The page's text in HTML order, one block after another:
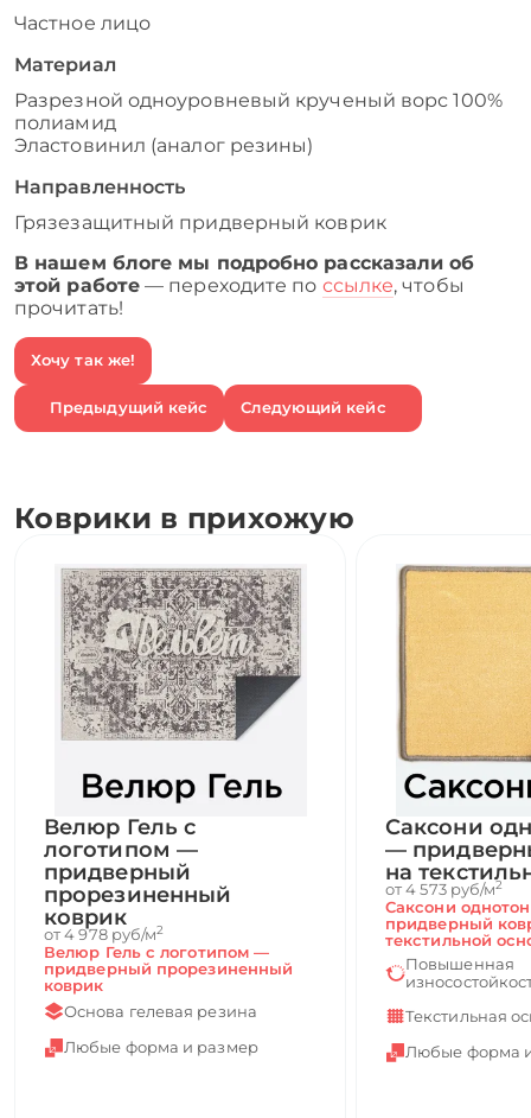
Частное лицо
Материал
Разрезной одноуровневый крученый ворс 100%
полиамид
Эластовинил (аналог резины)
Направленность
Грязезащитный придверный коврик
В нашем блоге мы подробно рассказали об
этой работе — переходите по ссылке, чтобы
прочитать!
Хочу так же!
Предыдущий кейс Следующий кейс
Коврики в прихожую
Велюр Гель с
логотипом —
придверный
прорезиненный
коврик
от 4 978 руб/м2
Велюр Гель с логотипом —
придверный прорезиненный
коврик
Основа гелевая резина
Любые форма и размер
Саксони
—
на
от 4 573 руб/м2
Саксони
придверный
текстильной
Повышенная
Текстильная
Любые форма